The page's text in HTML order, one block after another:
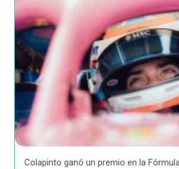
Colapinto ganó un premio en la